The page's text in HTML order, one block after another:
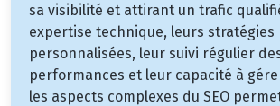
sa visibilité et attirant un trafic
expertise technique, leurs stratégies
personnalisées, leur suivi régulier
performances et leur capacité à
les aspects complexes du SEO